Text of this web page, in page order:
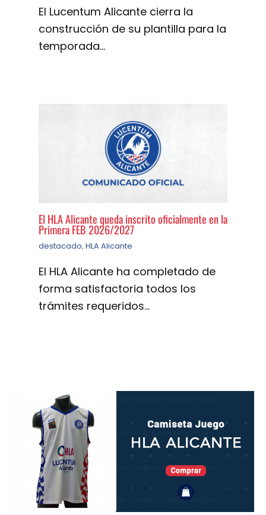
El Lucentum Alicante cierra la
construcción de su plantilla para la
temporada…
El HLA Alicante queda inscrito oficialmente en la
Primera FEB 2026/2027
destacado, HLA Alicante
El HLA Alicante ha completado de
forma satisfactoria todos los
trámites requeridos…